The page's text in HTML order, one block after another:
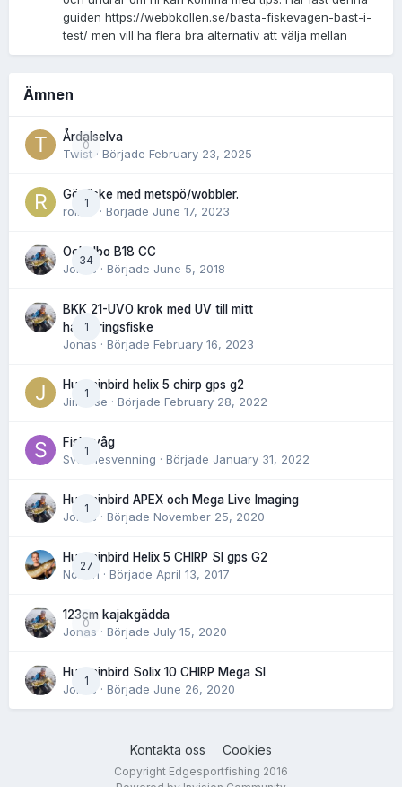
guiden https://webbkollen.se/basta-fiskevagen-bast-i-
test/ men vill ha flera bra alternativ att välja mellan
Ämnen
0
Årdalselva
Twist · Började February 23, 2025
1
Gösfiske med metspö/wobbler.
rolnor
· Började June 17, 2023
34
Ockelbo B18 CC
Jonas · Började June 5, 2018
1
BKK 21-UVO krok med UV till mitt
havsöringsfiske
Jonas · Började February 16, 2023
1
Humminbird helix 5 chirp gps g2
Jimwise · Började February 28, 2022
1
Fiskevåg
Svennesvenning · Började January 31, 2022
1
Humminbird APEX och Mega Live Imaging
Jonas · Började November 25, 2020
27
Humminbird Helix 5 CHIRP SI gps G2
Norlén · Började April 13, 2017
0
123cm kajakgädda
Jonas · Började July 15, 2020
1
Humminbird Solix 10 CHIRP Mega SI
Jonas · Började June 26, 2020
Kontakta oss Cookies
Copyright Edgesportfishing 2016